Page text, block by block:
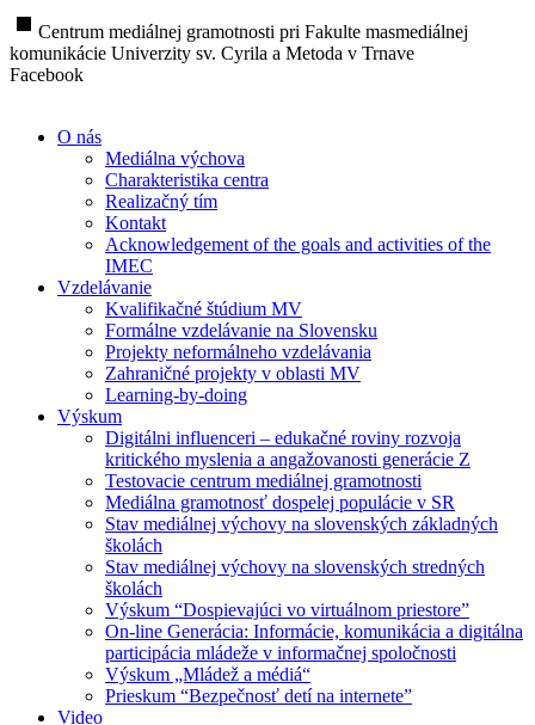
stop Centrum mediálnej gramotnosti pri Fakulte masmediálnej
komunikácie Univerzity sv. Cyrila a Metoda v Trnave
Facebook
O nás
Mediálna výchova
Charakteristika centra
Realizačný tím
Kontakt
Acknowledgement of the goals and activities of the
IMEC
Vzdelávanie
Kvalifikačné štúdium MV
Formálne vzdelávanie na Slovensku
Projekty neformálneho vzdelávania
Zahraničné projekty v oblasti MV
Learning-by-doing
Výskum
Digitálni influenceri – edukačné roviny rozvoja
kritického myslenia a angažovanosti generácie Z
Testovacie centrum mediálnej gramotnosti
Mediálna gramotnosť dospelej populácie v SR
Stav mediálnej výchovy na slovenských základných
školách
Stav mediálnej výchovy na slovenských stredných
školách
Výskum “Dospievajúci vo virtuálnom priestore”
On-line Generácia: Informácie, komunikácia a digitálna
participácia mládeže v informačnej spoločnosti
Výskum „Mládež a médiá“
Prieskum “Bezpečnosť detí na internete”
Video